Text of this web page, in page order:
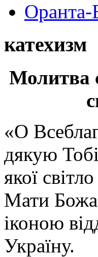
Оранта-
катехизм
Молитва
«О
дякую
якої
Мати
іконою
Україну.